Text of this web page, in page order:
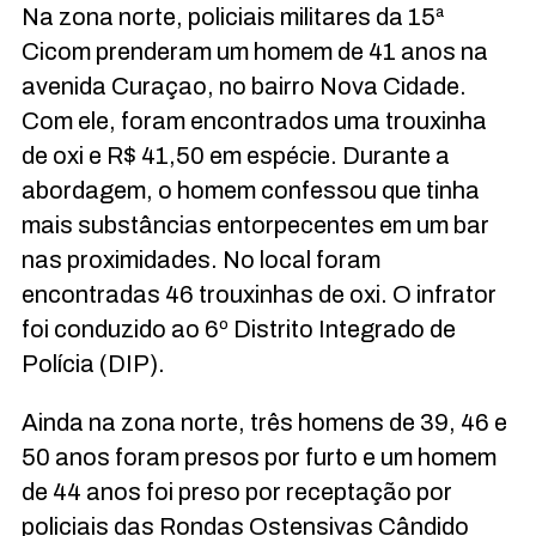
Na zona norte, policiais militares da 15ª
Cicom prenderam um homem de 41 anos na
avenida Curaçao, no bairro Nova Cidade.
Com ele, foram encontrados uma trouxinha
de oxi e R$ 41,50 em espécie. Durante a
abordagem, o homem confessou que tinha
mais substâncias entorpecentes em um bar
nas proximidades. No local foram
encontradas 46 trouxinhas de oxi. O infrator
foi conduzido ao 6º Distrito Integrado de
Polícia (DIP).
Ainda na zona norte, três homens de 39, 46 e
50 anos foram presos por furto e um homem
de 44 anos foi preso por receptação por
policiais das Rondas Ostensivas Cândido